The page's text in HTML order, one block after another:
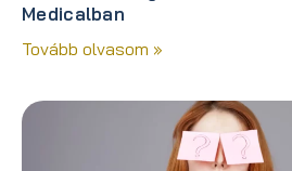
Medicalban
Tovább olvasom »